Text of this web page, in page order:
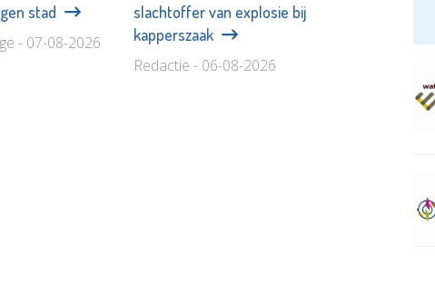
stad
- 07-08-2026
slachtoffer van explosie bij
kapperszaak
Redactie - 06-08-2026